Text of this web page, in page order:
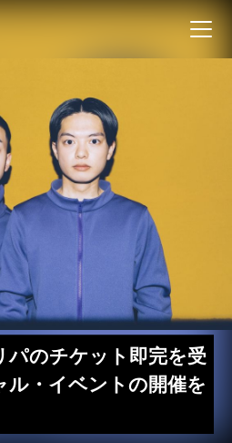
パのチケット即完を受
ル・イベントの開催を